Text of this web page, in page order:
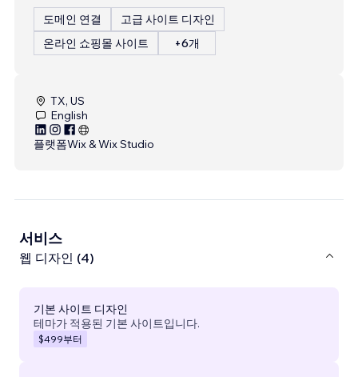
도메인 연결
고급 사이트 디자인
온라인 쇼핑몰 사이트
+6개
TX, US
English
플랫폼Wix & Wix Studio
서비스
웹 디자인 (4)
기본 사이트 디자인
테마가 적용된 기본 사이트입니다.
$499부터